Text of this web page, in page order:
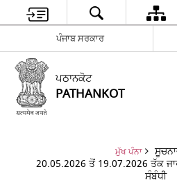
ਪੰਜਾਬ ਸਰਕਾਰ
ਪਠਾਨਕੋਟ
PATHANKOT
ਮੁੱਖ ਪੰਨਾ
20.05.2026 ਤੋਂ 19.07.2026 ਤੱਕ
ਸੰਬੰਧੀ